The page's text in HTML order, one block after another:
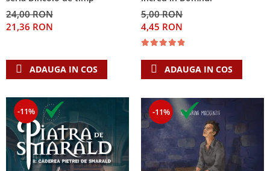
24,00 RON
21,36 RON
ADAUGA IN COS
5,00 RON
4,45 RON
ADAUGA IN COS
-11% -11%